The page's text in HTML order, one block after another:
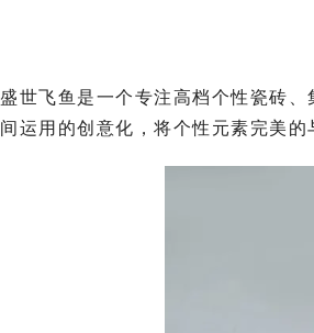
盛世飞鱼是一个专注高档个性瓷砖
间运用的创意化，将个性元素完美